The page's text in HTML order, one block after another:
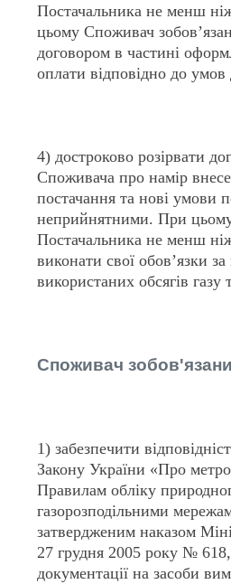
Постачальника не менш
цьому Споживач
договором в частині
оплати відповідно до умов
4) достроково розірвати
Споживача про намір
постачання та нові умови
неприйнятними. При
Постачальника не менш
виконати свої обов’язки
використаних обсягів
Споживач
1) забезпечити
Закону України «Про
Правилам обліку
газорозподільними
затвердженим наказом
27 грудня 2005 року №
документації на засоби